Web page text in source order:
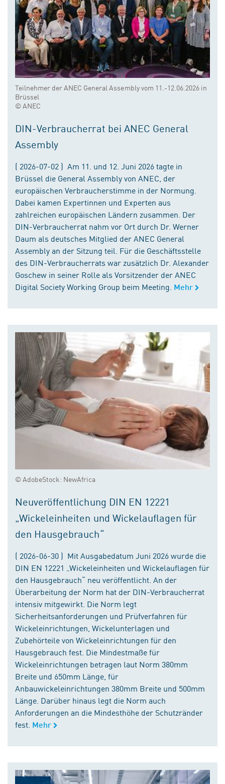
Teilnehmer der ANEC General Assembly vom 11.-12.06.2026 in
Brüssel
© ANEC
DIN-Verbraucherrat bei ANEC General
Assembly
( 2026-07-02 ) Am 11. und 12. Juni 2026 tagte in
Brüssel die General Assembly von ANEC, der
europäischen Verbraucherstimme in der Normung.
Dabei kamen Expertinnen und Experten aus
zahlreichen europäischen Ländern zusammen. Der
DIN-Verbraucherrat nahm vor Ort durch Dr. Werner
Daum als deutsches Mitglied der ANEC General
Assembly an der Sitzung teil. Für die Geschäftsstelle
des DIN-Verbraucherrats war zusätzlich Dr. Alexander
Goschew in seiner Rolle als Vorsitzender der ANEC
Digital Society Working Group beim Meeting. Mehr
© AdobeStock: NewAfrica
Neuveröffentlichung DIN EN 12221
„Wickeleinheiten und Wickelauflagen für
den Hausgebrauch“
( 2026-06-30 ) Mit Ausgabedatum Juni 2026 wurde die
DIN EN 12221 „Wickeleinheiten und Wickelauflagen für
den Hausgebrauch“ neu veröffentlicht. An der
Überarbeitung der Norm hat der DIN-Verbraucherrat
intensiv mitgewirkt. Die Norm legt
Sicherheitsanforderungen und Prüfverfahren für
Wickeleinrichtungen, Wickelunterlagen und
Zubehörteile von Wickeleinrichtungen für den
Hausgebrauch fest. Die Mindestmaße für
Wickeleinrichtungen betragen laut Norm 380mm
Breite und 650mm Länge, für
Anbauwickeleinrichtungen 380mm Breite und 500mm
Länge. Darüber hinaus legt die Norm auch
Anforderungen an die Mindesthöhe der Schutzränder
fest. Mehr